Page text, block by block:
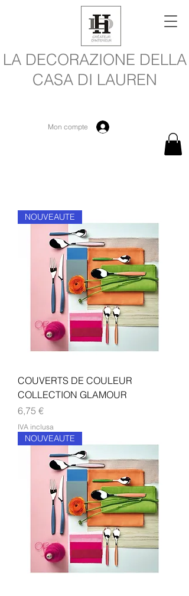
LA DECORAZIONE DELLA
CASA DI LAUREN
Mon compte
NOUVEAUTE
COUVERTS DE COULEUR
COLLECTION GLAMOUR
Prezzo
6,75 €
IVA inclusa
NOUVEAUTE